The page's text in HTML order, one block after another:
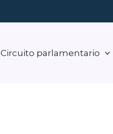
Circuito parlamentario